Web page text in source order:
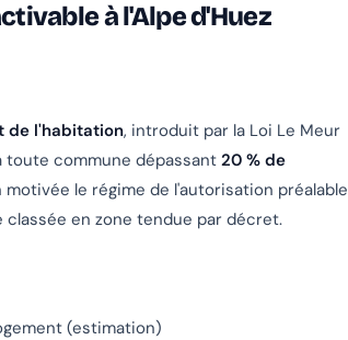
à l'Alpe d'Huez
de l'habitation, introduit par la Loi Le Meur
toute commune dépassant 20 % de
le régime de l'autorisation préalable
en zone tendue par décret.
(estimation)